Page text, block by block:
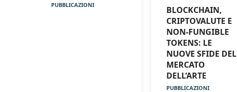
PUBBLICAZIONI
BLOCKCHAIN,
CRIPTOVALUTE E
NON-FUNGIBLE
TOKENS: LE
NUOVE SFIDE DEL
MERCATO
DELL’ARTE
PUBBLICAZIONI